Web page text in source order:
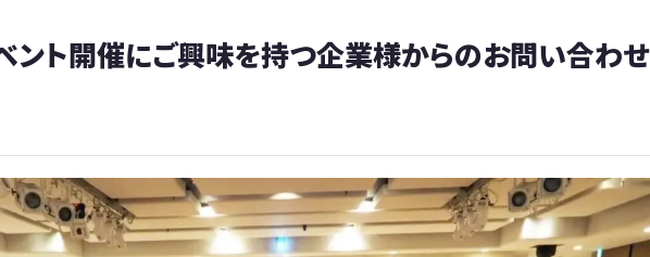
ント開催にご興味を持つ企業様からのお問い合わせ